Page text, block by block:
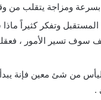
ومزاجة يتقلب من
المستقبل وتفكر كثيراً
سوف تسير الأمور ،
من شئ معين فإنة
.